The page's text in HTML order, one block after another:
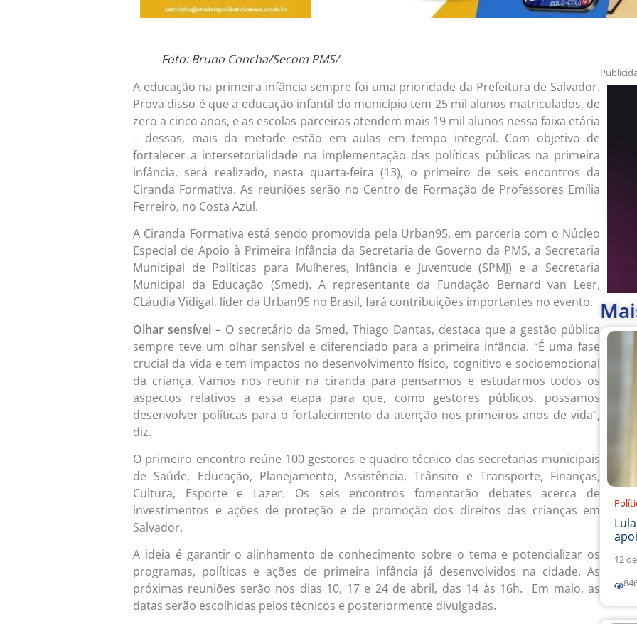
Foto: Bruno Concha/Secom PMS/
A educação na primeira infância sempre foi uma prioridade da Prefeitura de Salvador.
Prova disso é que a educação infantil do município tem 25 mil alunos matriculados, de
zero a cinco anos, e as escolas parceiras atendem mais 19 mil alunos nessa faixa etária
– dessas, mais da metade estão em aulas em tempo integral. Com objetivo de
fortalecer a intersetorialidade na implementação das políticas públicas na primeira
infância, será realizado, nesta quarta-feira (13), o primeiro de seis encontros da
Ciranda Formativa. As reuniões serão no Centro de Formação de Professores Emília
Ferreiro, no Costa Azul.
A Ciranda Formativa está sendo promovida pela Urban95, em parceria com o Núcleo
Especial de Apoio à Primeira Infância da Secretaria de Governo da PMS, a Secretaria
Municipal de Políticas para Mulheres, Infância e Juventude (SPMJ) e a Secretaria
Municipal da Educação (Smed). A representante da Fundação Bernard van Leer,
CLáudia Vidigal, líder da Urban95 no Brasil, fará contribuições importantes no evento.
Olhar sensível – O secretário da Smed, Thiago Dantas, destaca que a gestão pública
sempre teve um olhar sensível e diferenciado para a primeira infância. “É uma fase
crucial da vida e tem impactos no desenvolvimento físico, cognitivo e socioemocional
da criança. Vamos nos reunir na ciranda para pensarmos e estudarmos todos os
aspectos relativos a essa etapa para que, como gestores públicos, possamos
desenvolver políticas para o fortalecimento da atenção nos primeiros anos de vida”,
diz.
O primeiro encontro reúne 100 gestores e quadro técnico das secretarias municipais
de Saúde, Educação, Planejamento, Assistência, Trânsito e Transporte, Finanças,
Cultura, Esporte e Lazer. Os seis encontros fomentarão debates acerca de
investimentos e ações de proteção e de promoção dos direitos das crianças em
Salvador.
A ideia é garantir o alinhamento de conhecimento sobre o tema e potencializar os
programas, políticas e ações de primeira infância já desenvolvidos na cidade. As
próximas reuniões serão nos dias 10, 17 e 24 de abril, das 14 às 16h. Em maio, as
datas serão escolhidas pelos técnicos e posteriormente divulgadas.
12